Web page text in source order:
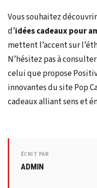
Vous souhaitez
d’idées cadeaux pour
mettent l’accent sur
N’hésitez pas à
celui que propose
innovantes du site Pop
cadeaux alliant sens et
ÉCRIT PAR
ADMIN